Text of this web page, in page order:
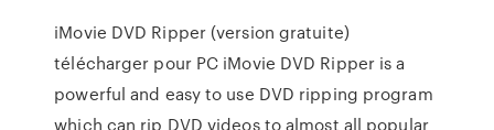
iMovie DVD Ripper (version gratuite)
télécharger pour PC iMovie DVD Ripper is a
powerful and easy to use DVD ripping program
which can rip DVD videos to almost all popular